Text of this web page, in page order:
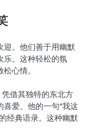
迎。他们善于用幽默
乐。这种轻松的氛
心情。
借其独特的东北方
爱。他的一句“我这
经典语录。这种幽默